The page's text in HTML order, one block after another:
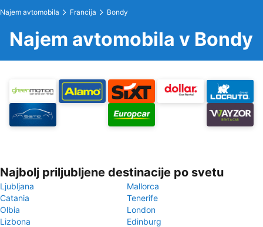
Najem avtomobila Francija Bondy
Najem avtomobila v Bondy
Najbolj priljubljene destinacije po svetu
Ljubljana
Mallorca
Catania
Tenerife
Olbia
London
Lizbona
Edinburg